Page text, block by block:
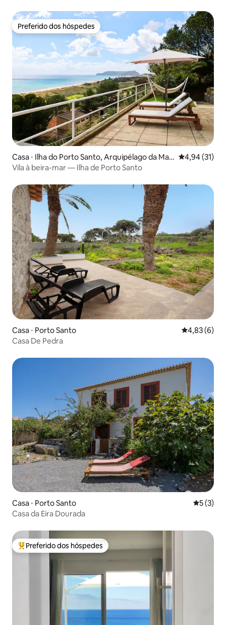
Preferido dos hóspedes
Preferido dos hóspedes
Casa ⋅ Ilha do Porto Santo, Arquipélago da Mad
eira
4,94 de uma
4,94 (31)
Vila à beira-mar — Ilha de Porto Santo
Casa ⋅ Porto Santo 4,83 de uma
4,83 (6)
Casa De Pedra
Casa ⋅ Porto Santo 5 de
5 (3)
Casa da Eira Dourada
Entre os melhores preferidos dos hóspedes
Preferido dos hóspedes